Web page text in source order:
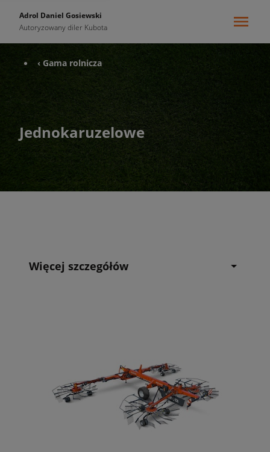
Adrol Daniel Gosiewski
Autoryzowany diler Kubota
‹ Gama rolnicza
Jednokaruzelowe
Więcej szczegółów